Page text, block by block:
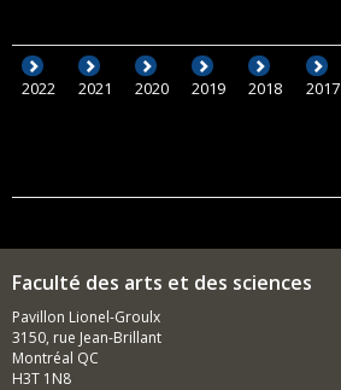
2022 2021 2020 2019 2018 2017
Faculté des arts et des sciences
Pavillon Lionel-Groulx
3150, rue Jean-Brillant
Montréal QC
H3T 1N8